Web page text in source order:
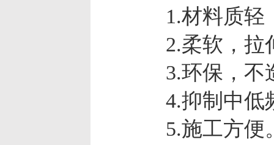
1.材料质轻
2.柔软，拉
3.环保，不
4.抑制中低频
5.施工方便